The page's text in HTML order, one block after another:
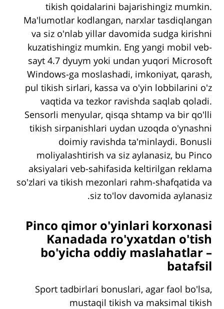
tikish qoidalarini bajarishingiz mumkin.
Ma'lumotlar kodlangan, narxlar tasdiqlangan
va siz o'nlab yillar davomida sudga kirishni
kuzatishingiz mumkin. Eng yangi mobil veb-
sayt 4.7 dyuym yoki undan yuqori Microsoft
Windows-ga moslashadi, imkoniyat, qarash,
pul tikish sirlari, kassa va o'yin lobbilarini o'z
vaqtida va tezkor ravishda saqlab qoladi.
Sensorli menyular, qisqa shtamp va bir qo'lli
tikish sirpanishlari uydan uzoqda o'ynashni
doimiy ravishda ta'minlaydi. Bonusli
moliyalashtirish va siz aylanasiz, bu Pinco
aksiyalari veb-sahifasida keltirilgan reklama
so'zlari va tikish mezonlari rahm-shafqatida va
siz to'lov davomida aylanasiz.
Pinco qimor o'yinlari korxonasi
Kanadada ro'yxatdan o'tish
bo'yicha oddiy maslahatlar –
batafsil
Sport tadbirlari bonuslari, agar faol bo'lsa,
mustaqil tikish va maksimal tikish